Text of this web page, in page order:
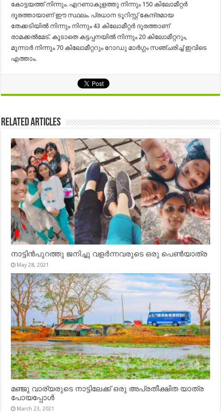
കോട്ടയത്ത്‌ നിന്നും. എറണാകുളത്തു നിന്നും 150 കിലോമീറ്റർ
ദൂരത്തായാണ് ഈ സ്ഥലം. പ്രധാന ടൂറിസ്റ്റ് കേന്ദ്രമായ
തേക്കടിയിൽ നിന്നും നിന്നും 43 കിലോമീറ്റർ ദൂരത്താണ്
രാമക്കൽമേട്. കൂടാതെ കട്ടപ്പനയിൽ നിന്നും 20 കിലോമീറ്ററും,
മൂന്നാർ നിന്നും 70 കിലോമീറ്ററും റോഡു മാർഗ്ഗം സഞ്ചരിച്ച് ഇവിടെ
എത്താം.
Related Articles
നാട്ടിൻപുറത്തു ജനിച്ചു വളർന്നവരുടെ ഒരു പെൺയാത്ര
May 28, 2021
മഞ്ജു വാര്യരുടെ നാട്ടിലേക്ക് ഒരു അപ്രതീക്ഷിത യാത്ര
പോയപ്പോൾ
March 23, 2021